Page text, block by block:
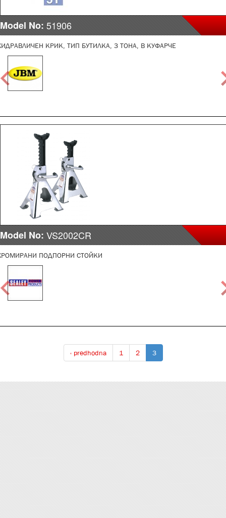
Model No:51906
КРИК, ТИП БУТИЛКА, 3 ТОНА, В КУФАРЧЕ
Model No:VS2002CR
ПОДПОРНИ СТОЙКИ
‹ predhodna 1 2 3